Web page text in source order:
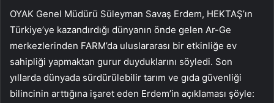
OYAK Genel Müdürü Süleyman Savaş Erdem, HEKTAŞ’ın
Türkiye’ye kazandırdığı dünyanın önde gelen Ar-Ge
merkezlerinden FARM’da uluslararası bir etkinliğe ev
sahipliği yapmaktan gurur duyduklarını söyledi. Son
yıllarda dünyada sürdürülebilir tarım ve gıda güvenliği
bilincinin arttığına işaret eden Erdem’in açıklaması şöyle: